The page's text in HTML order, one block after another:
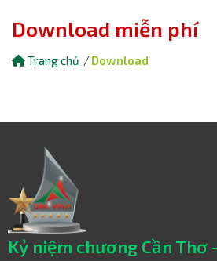
Download miễn phí
Trang chủ Download
Kỷ niệm chương Cần Thơ